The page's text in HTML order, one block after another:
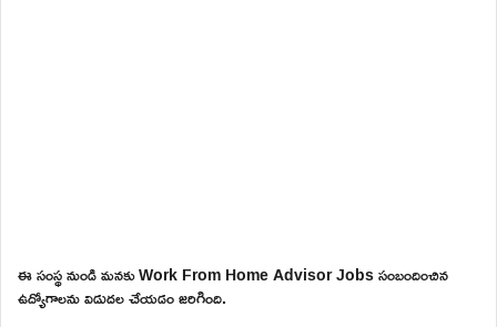
ఈ సంస్థ నుండి మనకు Work From Home Advisor Jobs సంబందించిన
ఉద్యోగాలను విడుదల చేయడం జరిగింది.